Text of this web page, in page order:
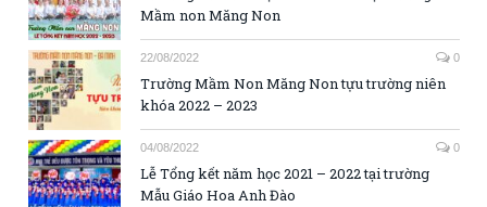
Mầm non Măng Non
22/08/2022 0
Trường Mầm Non Măng Non tựu trường niên
khóa 2022 – 2023
04/08/2022 0
Lễ Tổng kết năm học 2021 – 2022 tại trường
Mẫu Giáo Hoa Anh Đào